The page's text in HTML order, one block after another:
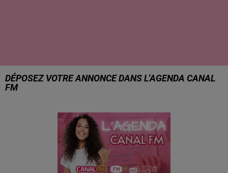
DÉPOSEZ VOTRE ANNONCE DANS L'AGENDA CANAL
FM